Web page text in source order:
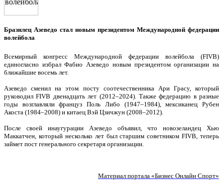
Бразилец Азеведо стал новым президентом Международной федерации
волейбола
Всемирный конгресс Международной федерации волейбола (FIVB)
единогласно избрал Фабио Азеведо новым президентом организации на
ближайшие восемь лет.
Азеведо сменил на этом посту соотечественника Ари Грасу, который
руководил FIVB двенадцать лет (2012–2024). Также федерацию в разные
годы возглавляли француз Поль Либо (1947–1984), мексиканец Рубен
Акоста (1984–2008) и китаец Вэй Цзичжун (2008–2012).
После своей инаугурации Азеведо объявил, что новозеландец Хью
Маккатчен, который несколько лет был старшим советником FIVB, теперь
займет пост генерального секретаря организации.
Материал портала «Бизнес Онлайн Спорт»